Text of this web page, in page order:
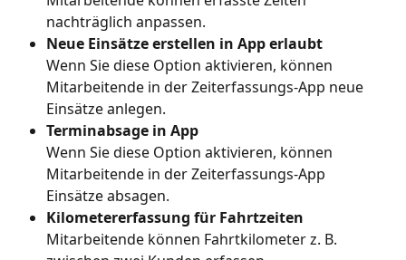
nachträglich anpassen.
Neue Einsätze erstellen in App erlaubt
Wenn Sie diese Option aktivieren, können
Mitarbeitende in der Zeiterfassungs-App neue
Einsätze anlegen.
Terminabsage in App
Wenn Sie diese Option aktivieren, können
Mitarbeitende in der Zeiterfassungs-App
Einsätze absagen.
Kilometererfassung für Fahrtzeiten
Mitarbeitende können Fahrtkilometer z. B.